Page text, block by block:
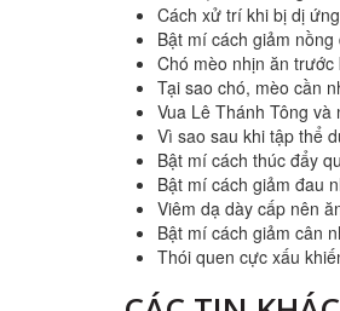
Cách xử trí khi bị dị
Bật mí cách giảm
Chó mèo nhịn ăn
Tại sao chó, mèo cần
Vua Lê Thánh Tông
Vì sao sau khi tập thể
Bật mí cách thúc đẩy
Bật mí cách giảm đau
Viêm dạ dày cấp nên
Bật mí cách giảm cân
Thói quen cực xấu